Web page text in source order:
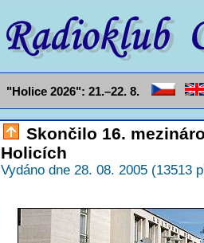
"Holice 2026": 21.–22. 8.
Skončilo 16.
Holicích
Vydáno dne 28. 08. 2005 (13513